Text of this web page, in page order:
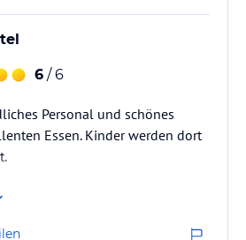
6 / 6
Personal und schönes
Essen. Kinder werden dort